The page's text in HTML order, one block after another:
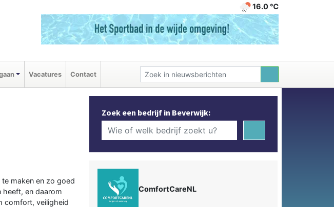
16.0 ℃
Vacatures Contact
maken en zo goed
heeft, en daarom
comfort, veiligheid
Zoek een bedrijf in Beverwijk:
ComfortCareNL